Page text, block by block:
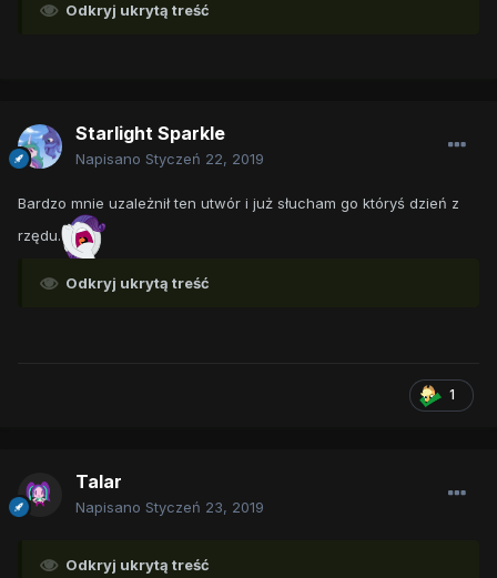
Odkryj ukrytą treść
Starlight Sparkle
Napisano Styczeń 22, 2019
Bardzo mnie uzależnił ten utwór i już słucham go któryś dzień z
rzędu.
Odkryj ukrytą treść
1
Talar
Napisano Styczeń 23, 2019
Odkryj ukrytą treść